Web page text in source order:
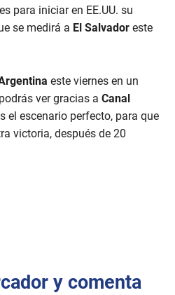
para iniciar en EE.UU. su
se medirá a El Salvador este
este viernes en un
ver gracias a Canal
el escenario perfecto, para que
victoria, después de 20
y comenta